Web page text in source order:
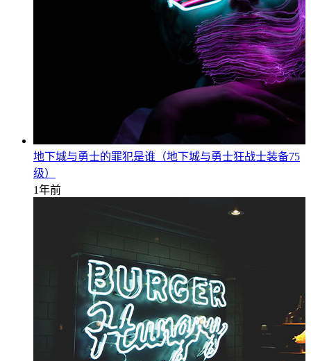
地下城与勇士的罪犯是谁（地下城与勇士狂战士装备75
级）
1年前